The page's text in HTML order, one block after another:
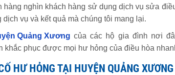
hàng nghìn khách hàng sử dụng dịch vụ sửa
vụ và kết quả mà chúng tôi mang lại.
Quảng Xương của các hộ gia đình nơi
khắc phục được mọi hư hỏng của điều hòa
HƯ HỎNG TẠI HUYỆN QUẢNG XƯƠNG